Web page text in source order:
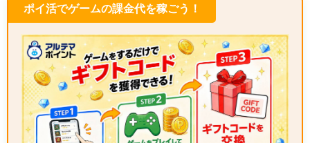
ポイ活でゲームの課金代を稼ごう！